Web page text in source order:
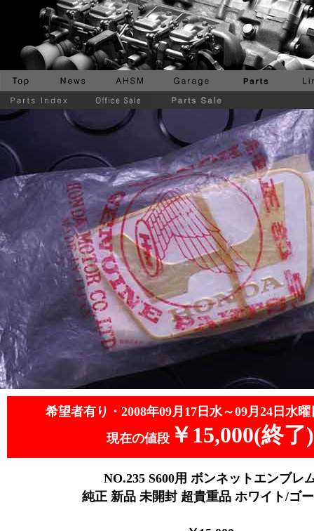
希望者有り・2008年09月17日水～09月24日水曜
現在の値段 ￥15,000(終了)
NO.235 S600用 ボンネットエンブレ
純正 新品 未開封 超貴重品 ホワイト/ゴ